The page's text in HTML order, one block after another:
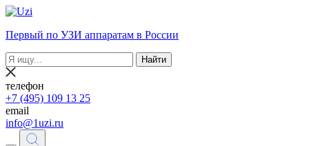
Первый по УЗИ аппаратам в России
Найти
телефон
+7 (495) 109 13 25
email
info@1uzi.ru